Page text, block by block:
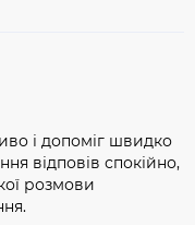
і допоміг швидко
відповів спокійно,
розмови